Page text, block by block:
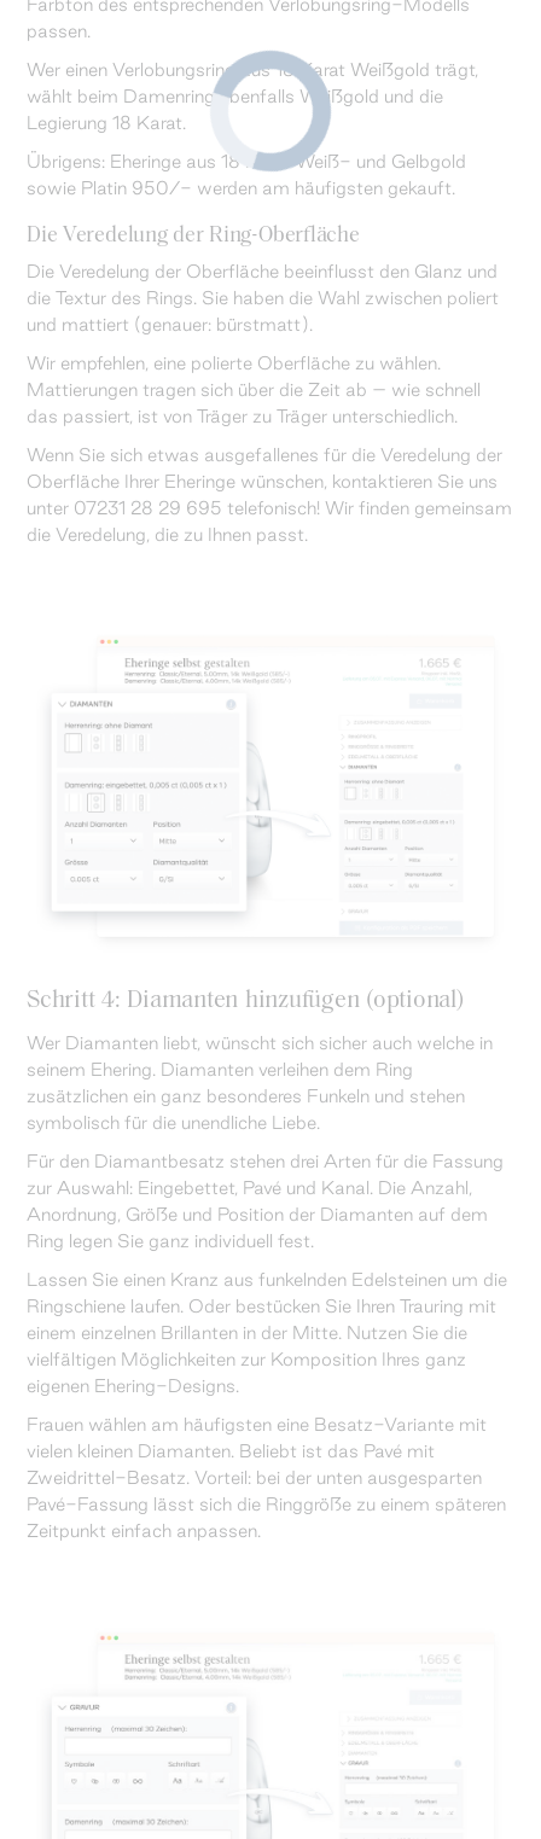
passen.
Wer einen Verlobungsring aus 18 Karat Weißgold trägt,
wählt beim Damenring ebenfalls Weißgold und die
Legierung 18 Karat.
Übrigens: Eheringe aus 18 Karat Weiß- und Gelbgold
sowie Platin 950/- werden am häufigsten gekauft.
Die Veredelung der Ring-Oberfläche
Die Veredelung der Oberfläche beeinflusst den Glanz und
die Textur des Rings. Sie haben die Wahl zwischen poliert
und mattiert (genauer: bürstmatt).
Wir empfehlen, eine polierte Oberfläche zu wählen.
Mattierungen tragen sich über die Zeit ab – wie schnell
das passiert, ist von Träger zu Träger unterschiedlich.
Wenn Sie sich etwas ausgefallenes für die Veredelung der
Oberfläche Ihrer Eheringe wünschen, kontaktieren Sie uns
unter 07231 28 29 695 telefonisch! Wir finden gemeinsam
die Veredelung, die zu Ihnen passt.
Schritt 4: Diamanten hinzufügen (optional)
Wer Diamanten liebt, wünscht sich sicher auch welche in
seinem Ehering. Diamanten verleihen dem Ring
zusätzlichen ein ganz besonderes Funkeln und stehen
symbolisch für die unendliche Liebe.
Für den Diamantbesatz stehen drei Arten für die Fassung
zur Auswahl: Eingebettet, Pavé und Kanal. Die Anzahl,
Anordnung, Größe und Position der Diamanten auf dem
Ring legen Sie ganz individuell fest.
Lassen Sie einen Kranz aus funkelnden Edelsteinen um die
Ringschiene laufen. Oder bestücken Sie Ihren Trauring mit
einem einzelnen Brillanten in der Mitte. Nutzen Sie die
vielfältigen Möglichkeiten zur Komposition Ihres ganz
eigenen Ehering-Designs.
Frauen wählen am häufigsten eine Besatz-Variante mit
vielen kleinen Diamanten. Beliebt ist das Pavé mit
Zweidrittel-Besatz. Vorteil: bei der unten ausgesparten
Pavé-Fassung lässt sich die Ringgröße zu einem späteren
Zeitpunkt einfach anpassen.